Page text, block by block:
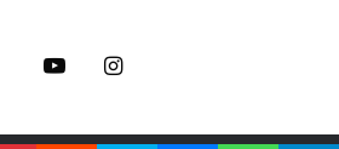
YouTubeInstagram